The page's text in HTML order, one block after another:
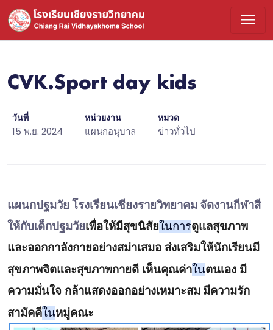
menu
CVK.Sport day kids
วันที่
15 พ.ย. 2024
หน่วยงาน
แผนกอนุบาล
หมวด
ข่าวทั่วไป
แผนกปฐมวัย โรงเรียนเชียงรายวิทยาคม จัดงานกีฬาสี
ให้กับเด็กปฐมวัยเพื่อให้มีสุขนิสัยในการดูแลสุขภาพ
และออกกาลังกายอย่างสม่าเสมอ ส่งเสริมให้นักเรียนมี
สุขภาพจิตและสุขภาพกายดี เห็นคุณค่าในตนเอง มี
ความมั่นใจ กล้าแสดงออกอย่างเหมาะสม มีความรัก
สามัคคีในหมู่คณะ